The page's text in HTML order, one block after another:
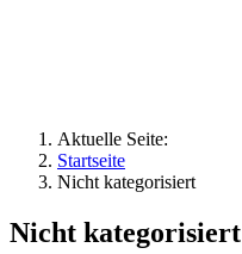
Aktuelle Seite:
Startseite
Nicht kategorisiert
Nicht kategorisiert